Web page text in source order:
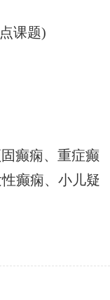
课题)
癫痫、重症癫
癫痫、小儿疑